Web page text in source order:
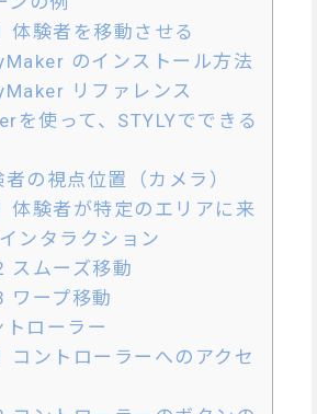
体験者を移動させる
のインストール方法
リファレンス
を使って、STYLYでできる
者の視点位置（カメラ）
体験者が特定のエリアに来
ンタラクション
スムーズ移動
ワープ移動
トローラー
コントローラーへのアクセ